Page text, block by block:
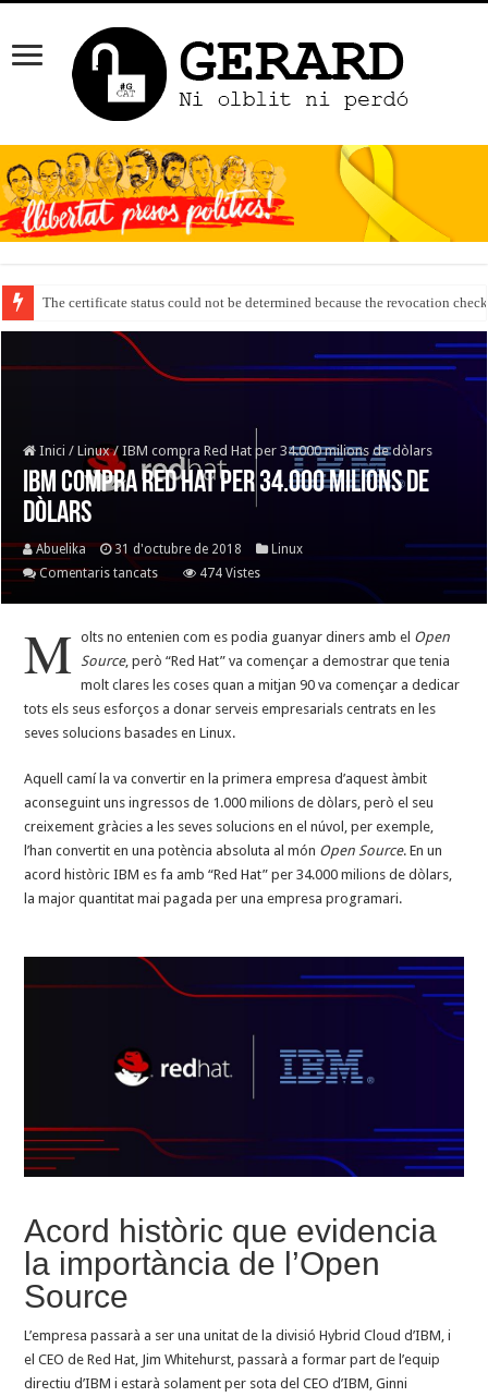
The certificate status could not be determined because the revocation
Inici / Linux / IBM compra Red Hat per 34.000 milions de dòlars
IBM compra Red Hat per 34.000 milions de
dòlars
Abuelika 31 d'octubre de 2018
Linux
Comentaris tancatsa
Red
Hat
per
34.000
milions
dòlars
474 Vistes
M olts no entenien com es podia guanyar diners amb el Open
Source, però “Red Hat” va començar a demostrar que tenia
molt clares les coses quan a mitjan 90 va començar a dedicar
tots els seus esforços a donar serveis empresarials centrats en les
seves solucions basades en Linux.
Aquell camí la va convertir en la primera empresa d’aquest àmbit
aconseguint uns ingressos de 1.000 milions de dòlars, però el seu
creixement gràcies a les seves solucions en el núvol, per exemple,
l’han convertit en una potència absoluta al món Open Source. En un
acord històric IBM es fa amb “Red Hat” per 34.000 milions de dòlars,
la major quantitat mai pagada per una empresa programari.
Acord històric que evidencia
la importància de l’Open
Source
L’empresa passarà a ser una unitat de la divisió Hybrid Cloud d’IBM, i
el CEO de Red Hat, Jim Whitehurst, passarà a formar part de l’equip
directiu d’IBM i estarà solament per sota del CEO d’IBM, Ginni